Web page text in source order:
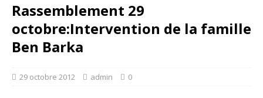
Rassemblement 29
octobre:Intervention de la famille
Ben Barka
29 octobre 2012 admin 0